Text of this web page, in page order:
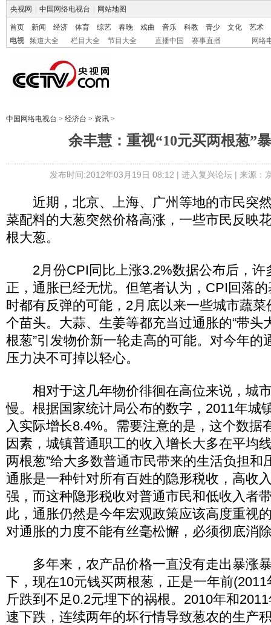
央视网 中国网络电视台 网站地图
首页 新闻 经济 体育 综艺 春晚 戏曲 音乐 科教 青少 文化
艺术
电视
频道大全 栏目大全 节目大全 直播中国 赛事直播 网络
中国网络电视台 > 经济台 > 资讯 >
余丰慧：重视“10元买两根葱”
发布时间:2012年03月19日 08:12 | 进入复兴论坛| 来源：
近期，北京、上海、广州等地的市民突
菜配料的大葱突然价格高涨，一些市民反映
根大葱。
2月份CPI同比上涨3.2%数据公布后，许
正，通胀已经无忧。但笔者认为，CPI回落
时都有反弹的可能，2月底以来一些城市蔬
个苗头。大蒜、生姜等都充当过通胀的“带头
根葱”引发物价新一轮走高的可能。对今年的
压力决不可掉以轻心。
相对于这几年物价徘徊在高位来说，城
慢。根据国家统计局公布的数字，2011年城
入实际增长8.4%。需要注意的是，这个数据
因素，城镇普通职工的收入增长大多在平均
两根葱”给大多数普通市民带来的生活负担和
通胀是一种针对所有百姓的隐形税收，高收
强，而这种隐形税收对普通市民和低收入者
此，通胀仍然是今年宏观政策应该高度重视
对通胀的力度不能有丝毫松懈，必须彻底消
多年来，农产品价格一直没有走出暴涨
下，现在10元钱买两根葱，正是一年前
斤跌到不足0.2元埋下的祸根。2010年和
速下跌，连续两年的坏行情导致葱农的生产